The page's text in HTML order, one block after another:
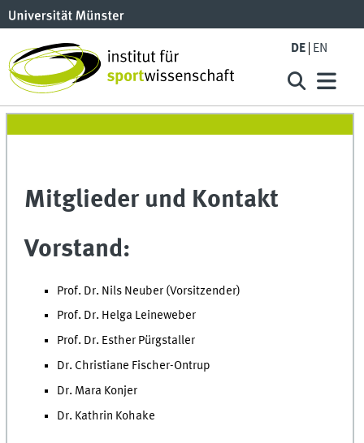
DE EN
Mitglieder und Kontakt
Vorstand:
Prof. Dr. Nils Neuber (Vorsitzender)
Prof. Dr. Helga Leineweber
Prof. Dr. Esther Pürgstaller
Dr. Christiane Fischer-Ontrup
Dr. Mara Konjer
Dr. Kathrin Kohake